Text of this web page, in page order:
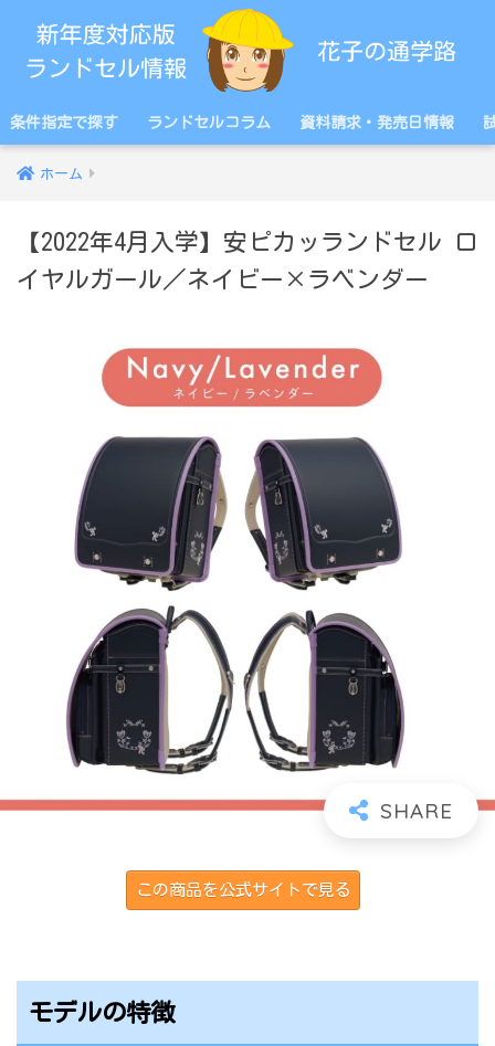
条件指定で探す ランドセルコラム 資料請求・発売日情報
ホーム
【2022年4月入学】安ピカッランドセル ロ
イヤルガール／ネイビー×ラベンダー
この商品を公式サイトで見る
モデルの特徴